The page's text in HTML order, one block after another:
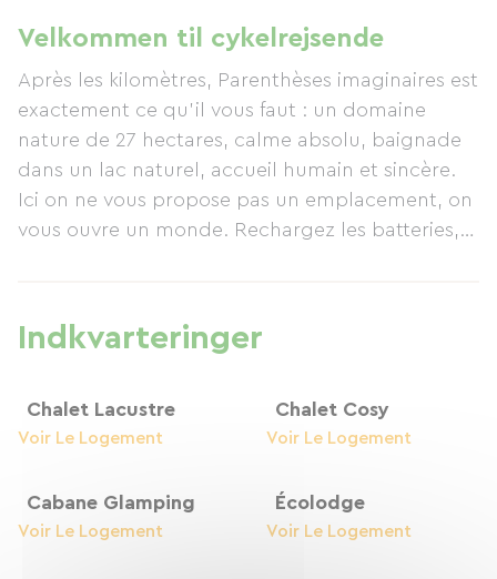
Stephan byder dig velkommen til deres
campingplads, lille værelse, hytte og
traditionelle åbne shelter. Nyd sikker
cykelopbevaring, varme brusere og all-inclusive
aktiviteter: svømning, paddleboarding,
kanosejlads og vandreture. Alt hvad du behøver
for at tage afsted igen næste dag med friske ben
og sind. Beliggende i hjertet af Périgord Vert-
tusindvis af rejsende ankomme trætte og forlade
den forvandlede. Planlagt én nat? Du vil have to,
Velkommen til cykelrejsende
Après les kilomètres, Parenthèses imaginaires est
exactement ce qu'il vous faut : un domaine
nature de 27 hectares, calme absolu, baignade
dans un lac naturel, accueil humain et sincère.
Ici on ne vous propose pas un emplacement, on
vous ouvre un monde. Rechargez les batteries,
Indkvarteringer
Chalet Lacustre
Voir Le Logement
Chalet Cosy
Voir Le Logement
Cabane Glamping
Voir Le Logement
Écolodge
Voir Le Logement